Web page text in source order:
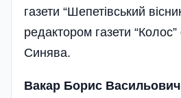
газети “Шепетівський
редактором газети
Синява.
Вакар Борис Васильович